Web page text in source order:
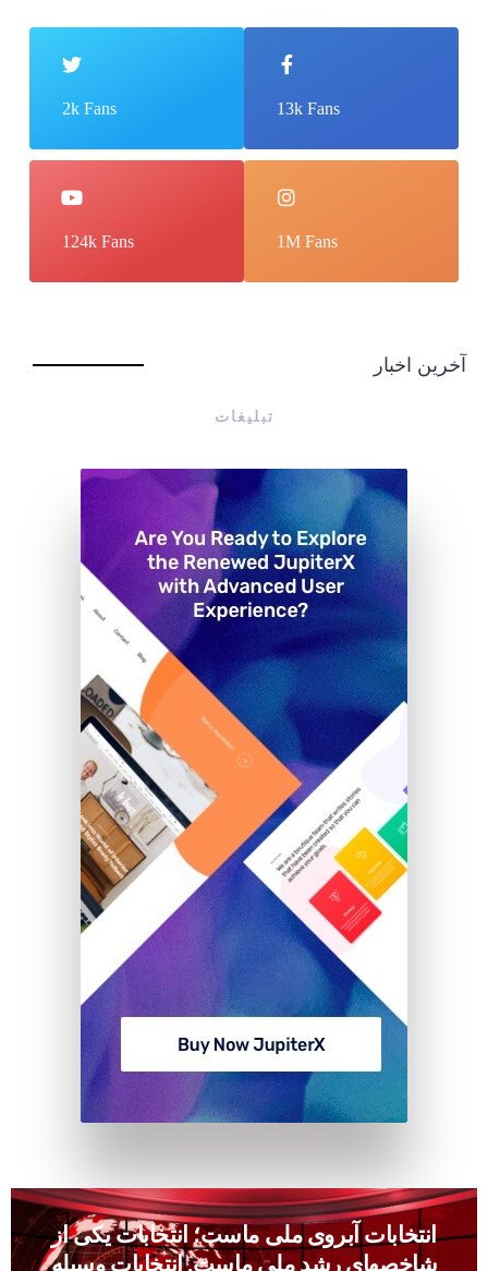
13k Fans
2k Fans
1M Fans
124k Fans
آخرین اخبار
تبلیغات
انتخابات آبروى ملى ماست؛ انتخابات يكى از
شاخصهاى رشد ملى ماست. انتخابات وسيله